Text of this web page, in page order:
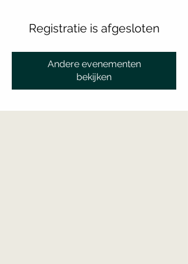
Registratie is afgesloten
Andere evenementen
bekijken